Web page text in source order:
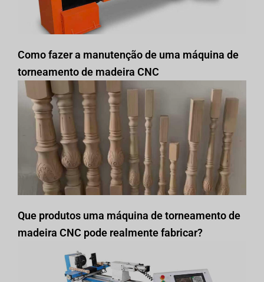
Como fazer a manutenção de uma máquina de
torneamento de madeira CNC
Que produtos uma máquina de torneamento de
madeira CNC pode realmente fabricar?